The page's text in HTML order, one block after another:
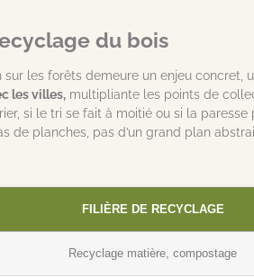
du bois
les forêts demeure un enjeu concret,
les villes, multipliante les points de
si le tri se fait à moitié ou si la
de planches, pas d’un grand plan
FILIÈRE DE RECYCLAGE
Recyclage matière, compostage